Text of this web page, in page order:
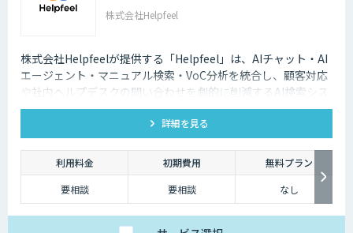
株式会社Helpfeel
株式会社Helpfeelが提供する「Helpfeel」は、AIチャット・AI
エージェント・マニュアル検索・VoC分析を統合し、顧客対応
や社内ヘルプデスクの問い合わせを劇的に削減するAI検索シス
テムです。特許技術と手厚い伴走支援で、誰でも即座に答えを
詳細を見る
利用料金 初期費用
無料プラン
要相談
要相談 なし